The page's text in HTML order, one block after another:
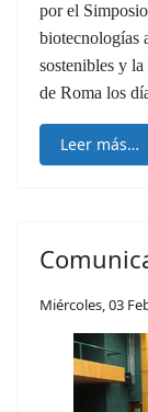
por el
biotecnologías
sostenibles y
de Roma los
Leer más…
Miércoles, 03